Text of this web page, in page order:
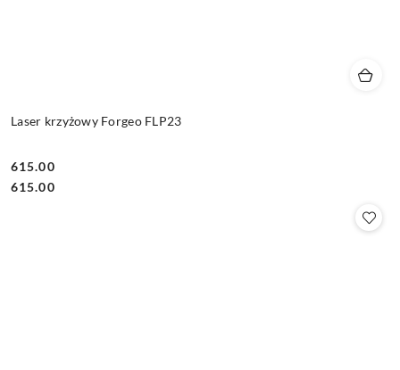
Laser krzyżowy Forgeo FLP23
Cena:
615.00
Cena:
615.00